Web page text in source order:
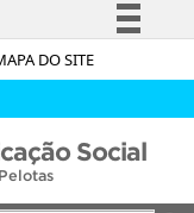
DO SITE
à informação
Legislação
Social